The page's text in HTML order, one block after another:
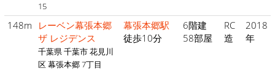
15
148m
レーベン幕張本郷
ザ レジデンス
千葉県 千葉市 花見川
区 幕張本郷 7丁目
幕張本郷駅
徒歩10分
6階建
58部屋
RC
造
2018
年